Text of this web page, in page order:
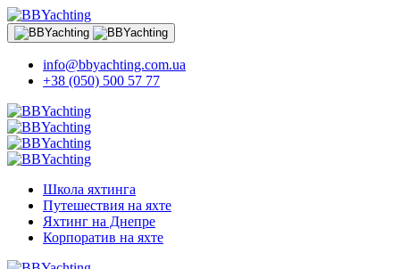
info@bbyachting.com.ua
+38 (050) 500 57 77
Школа яхтинга
Путешествия на яхте
Яхтинг на Днепре
Корпоратив на яхте